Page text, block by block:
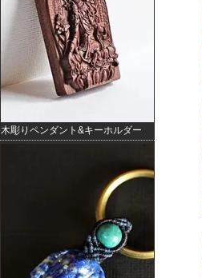
木彫りペンダント&キーホルダー